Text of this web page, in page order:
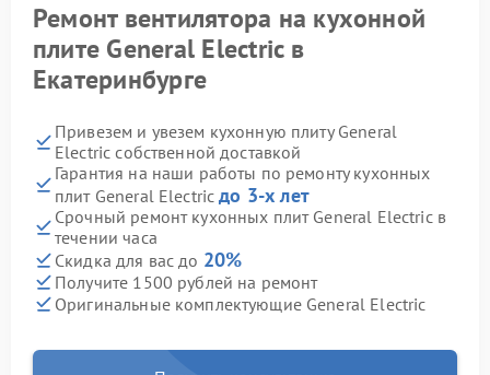
Ремонт вентилятора на кухонной
плите General Electric в
Екатеринбурге
Привезем и увезем кухонную плиту General
Electric собственной доставкой
Гарантия на наши работы по ремонту кухонных
плит General Electricдо 3-х лет
Срочный ремонт кухонных плит General Electric в
течении часа
Скидка для вас до 20%
Получите 1500 рублей на ремонт
Оригинальные комплектующие General Electric